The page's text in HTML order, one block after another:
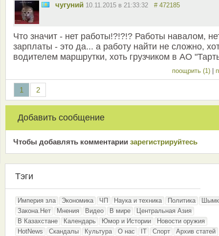
чугуний 10.11.2015 в 21:33:32 # 472185
Что значит - нет работы!?!?!? Работы навалом,
зарплаты - это да... а работу найти не сложно,
водителем маршрутки, хоть грузчиком в АО
поощрить (1)
1 2
Добавить сообщение
Чтобы добавлять комментарии зарeгиcтрирyйтeсь
Тэги
Империя зла Экономика ЧП Наука и техника Политика
Закона.Нет
Мнения Видео В мире
Центральная Азия
В Казахстане
Календарь Юмор и Истории
Новости оружия
HotNews
Скандалы Культура О нас IT Спорт
Архив статей